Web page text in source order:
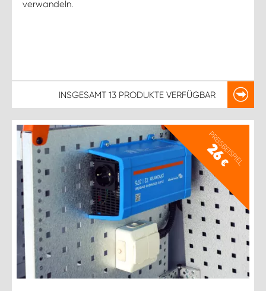
verwandeln.
INSGESAMT 13 PRODUKTE VERFÜGBAR
PREISBEISPIEL
26
€